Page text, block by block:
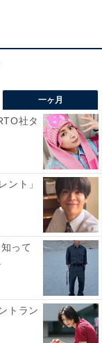
「交通信号設
通信号設置記念
前の3色灯信号
県、50代女
さにびっくりし
EVになろうが、
玉県、50代男
一ヶ月
社タ
ント」
って
トラン